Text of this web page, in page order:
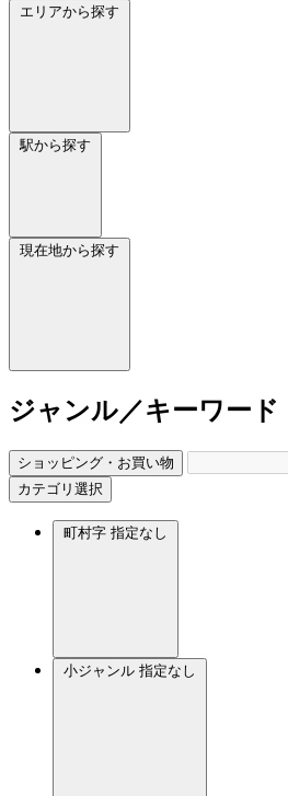
エリアから探す
駅から探す
現在地から探す
ジャンル／キーワード
ショッピング・お買い物
カテゴリ選択
町村字 指定なし
小ジャンル 指定なし